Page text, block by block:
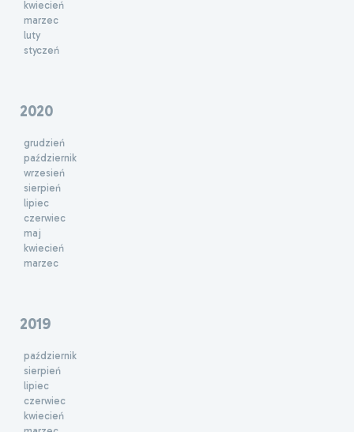
kwiecień
marzec
luty
styczeń
2020
grudzień
październik
wrzesień
sierpień
lipiec
czerwiec
maj
kwiecień
marzec
2019
październik
sierpień
lipiec
czerwiec
kwiecień